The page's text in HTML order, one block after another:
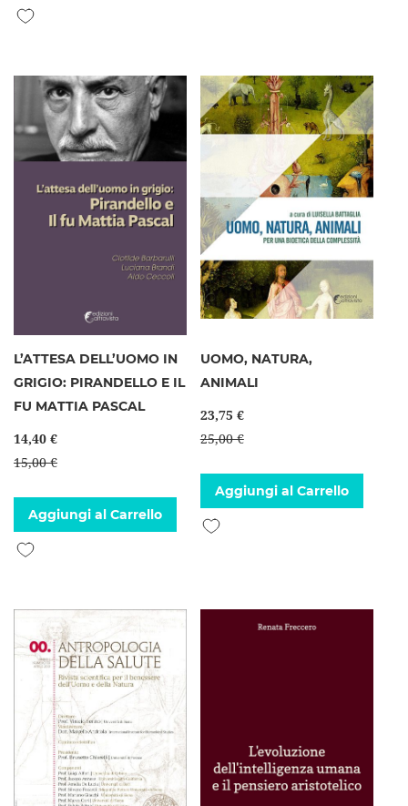
Aggiungi alla lista desideri
L’ATTESA DELL’UOMO IN
GRIGIO: PIRANDELLO E IL
FU MATTIA PASCAL
14,40 €
15,00 €
Aggiungi al Carrello
Aggiungi alla lista desideri
UOMO, NATURA,
ANIMALI
23,75 €
25,00 €
Aggiungi al Carrello
Aggiungi alla lista desideri